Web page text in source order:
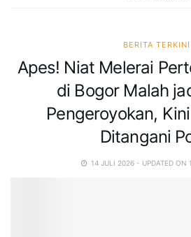
BERITA TERKINI
Apes! Niat Melerai
di Bogor Malah
Pengeroyokan,
Ditangani
14 JULI 2026 - UPDATED ON